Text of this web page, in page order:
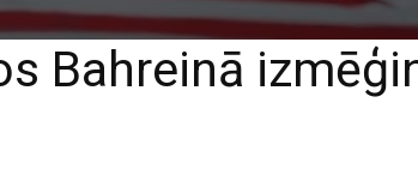
Bahreinā